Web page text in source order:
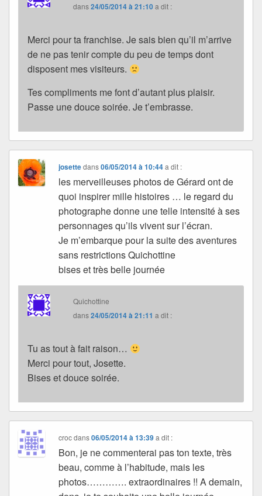
dans24/05/2014 à 21:10a dit :
Merci pour ta franchise. Je sais bien qu’il m’arrive
de ne pas tenir compte du peu de temps dont
disposent mes visiteurs.
Tes compliments me font d’autant plus plaisir.
Passe une douce soirée. Je t’embrasse.
josettedans06/05/2014 à 10:44 a dit :
les merveilleuses photos de Gérard ont de
quoi inspirer mille histoires … le regard du
photographe donne une telle intensité à ses
personnages qu’ils vivent sur l’écran.
Je m’embarque pour la suite des aventures
sans restrictions Quichottine
bises et très belle journée
Quichottine
dans24/05/2014 à 21:11 a dit :
Tu as tout à fait raison…
Merci pour tout, Josette.
Bises et douce soirée.
crocdans06/05/2014 à 13:39 a dit :
Bon, je ne commenterai pas ton texte, très
beau, comme à l’habitude, mais les
photos…………. extraordinaires !! A demain,